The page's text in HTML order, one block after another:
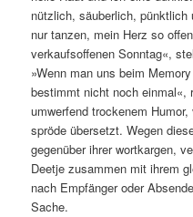
nützlich, säuberlich,
nur tanzen, mein Herz so
verkaufsoffenen Sonntag«,
»Wenn man uns beim
bestimmt nicht noch einmal«,
umwerfend trockenem
spröde übersetzt. Wegen
gegenüber ihrer wortkargen,
Deetje zusammen mit ihrem
nach Empfänger oder
Sache.